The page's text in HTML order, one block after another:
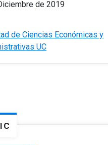
de 2019
de Ciencias Económicas y
UC